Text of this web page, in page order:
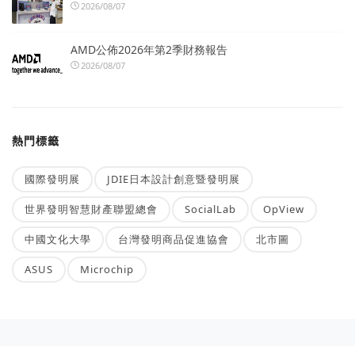
2026/08/07
AMD公佈2026年第2季財務報告
2026/08/07
熱門標籤
國際發明展 JDIE日本設計創意暨發明展
世界發明智慧財產聯盟總會 SocialLab OpView
中國文化大學 台灣發明商品促進協會 北市圖
ASUS Microchip